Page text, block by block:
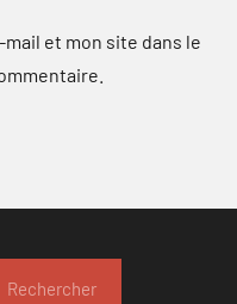
et mon site dans le
Rechercher